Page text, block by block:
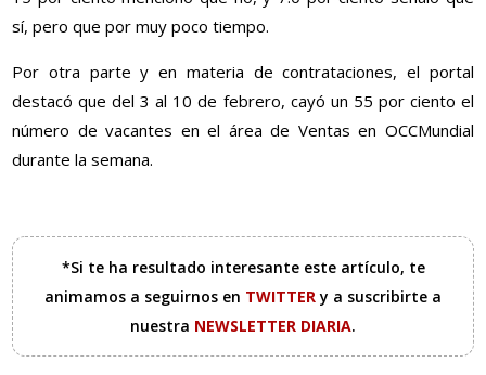
sí, pero que por muy poco tiempo.
Por otra parte y en materia de contrataciones, el portal
destacó que del 3 al 10 de febrero, cayó un 55 por ciento el
número de vacantes en el área de Ventas en OCCMundial
durante la semana.
*Si te ha resultado interesante este artículo, te
animamos a seguirnos en TWITTERy a suscribirte a
nuestra NEWSLETTER DIARIA.